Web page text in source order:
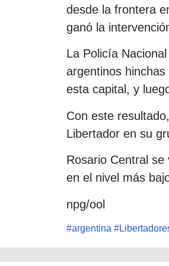
desde la frontera
ganó la
La Policía
argentinos
esta capital, y
Con este
Libertador en su
Rosario Central
en el nivel más
npg/ool
#argentina #